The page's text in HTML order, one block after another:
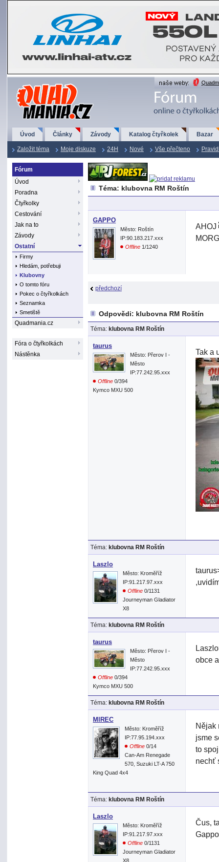
QuadMania.cz
Úvod Články Závody Katalog čtyřkolek Bazar
Založit téma Moje diskuze 24H Nové Vše přečteno
Fórum
Úvod
Poradna
Čtyřkolky
Cestování
Jak na to
Závody
Ostatní
Firmy
Hledám, potřebuji
Klubovny
O tomto fóru
Pokec o čtyřkolkách
Seznamka
Smetiště
Quadmania.cz
Fóra o čtyřkolkách
Nástěnka
Téma: klubovna RM Roštín
GAPPO
Město: Roštín
IP:90.183.217.xxx
Offline 1/1240
AHOJ
předchozí
Odpovědi: klubovna RM Roštín
Téma: klubovna RM Roštín
taurus
Město: Přerov I -
Město
IP:77.242.95.xxx
Offline 0/394
Kymco MXU 500
Tak a
Téma: klubovna RM Roštín
Laszlo
Město: Kroměříž
IP:91.217.97.xxx
Offline 0/1131
Journeyman Gladiator
X8
Téma: klubovna RM Roštín
taurus
Město: Přerov I -
Město
IP:77.242.95.xxx
Offline 0/394
Kymco MXU 500
obce
Téma: klubovna RM Roštín
MIREC
Město: Kroměříž
IP:77.95.194.xxx
Offline 0/14
Can-Am Renegade
570, Suzuki LT-A 750
King Quad 4x4
Nějak
jsme
to
nechť
Téma: klubovna RM Roštín
Laszlo
Město: Kroměříž
IP:91.217.97.xxx
Offline 0/1131
Journeyman Gladiator
X8
Čus,